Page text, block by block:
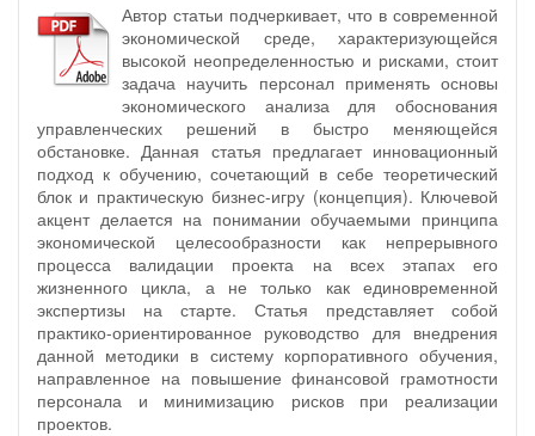
Автор статьи подчеркивает, что в современной
экономической среде, характеризующейся
высокой неопределенностью и рисками, стоит
задача научить персонал применять основы
экономического анализа для обоснования
управленческих решений в быстро меняющейся
обстановке. Данная статья предлагает инновационный
подход к обучению, сочетающий в себе теоретический
блок и практическую бизнес-игру (концепция). Ключевой
акцент делается на понимании обучаемыми принципа
экономической целесообразности как непрерывного
процесса валидации проекта на всех этапах его
жизненного цикла, а не только как единовременной
экспертизы на старте. Статья представляет собой
практико-ориентированное руководство для внедрения
данной методики в систему корпоративного обучения,
направленное на повышение финансовой грамотности
персонала и минимизацию рисков при реализации
проектов.